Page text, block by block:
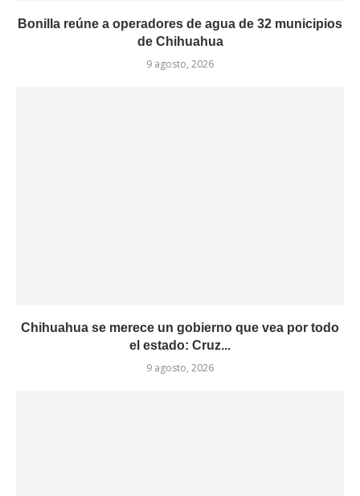
Bonilla reúne a operadores de agua de 32 municipios
de Chihuahua
9 agosto, 2026
Chihuahua se merece un gobierno que vea por todo
el estado: Cruz...
9 agosto, 2026